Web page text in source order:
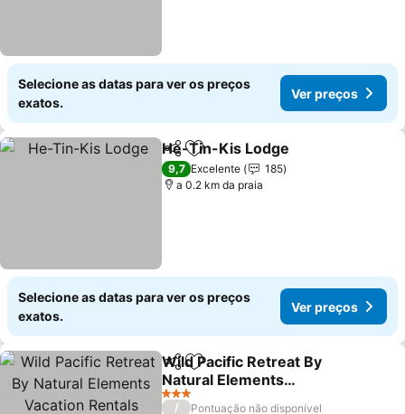
Selecione as datas para ver os preços
exatos.
Ver preços
PartilharAdicionar aos favoritos
He-Tin-Kis Lodge
9,7 Excelente
185
a 0.2 km da praia
Selecione as datas para ver os preços
exatos.
Ver preços
PartilharAdicionar aos favoritos
Wild Pacific Retreat By
Natural Elements
Vacation Rentals
Ver preços
3 Estrelas
/
Pontuação não disponível